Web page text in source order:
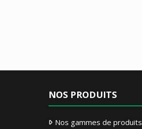
NOS PRODUITS
Nos gammes de produits